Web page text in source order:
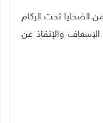
الضحايا تحت الركام
والإنقاذ عن